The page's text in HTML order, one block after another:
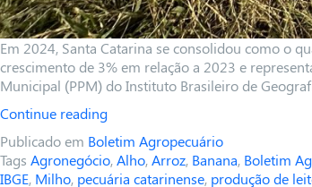
Em 2024, Santa Catarina se consolidou como o
crescimento de 3% em relação a 2023 e
Municipal (PPM) do Instituto Brasileiro de
Continue reading
Publicado em Boletim Agropecuário
Tags Agronegócio,Alho,Arroz, Banana, Boletim
IBGE, Milho, pecuária catarinense, produção de